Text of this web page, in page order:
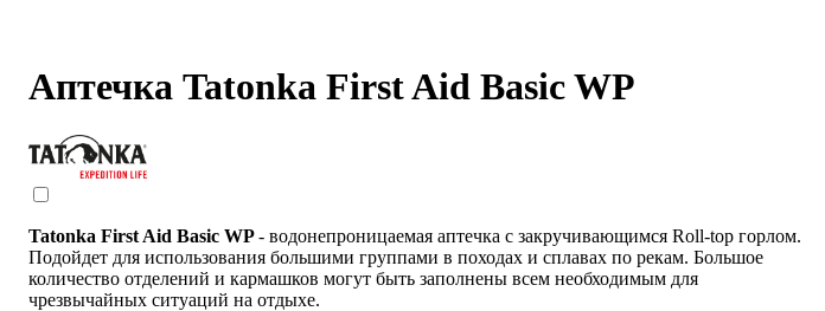
Аптечка Tatonka First Aid Basic WP
Tatonka First Aid Basic WP- водонепроницаемая аптечка с закручивающимся Roll-top горлом.
Подойдет для использования большими группами в походах и сплавах по рекам. Большое
количество отделений и кармашков могут быть заполнены всем необходимым для
чрезвычайных ситуаций на отдыхе.